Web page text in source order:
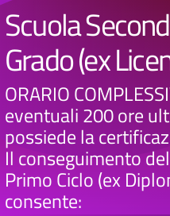
Scuola
Grado (ex
ORARIO
eventuali 200 ore
possiede la
Il conseguimento
Primo Ciclo (ex
consente: